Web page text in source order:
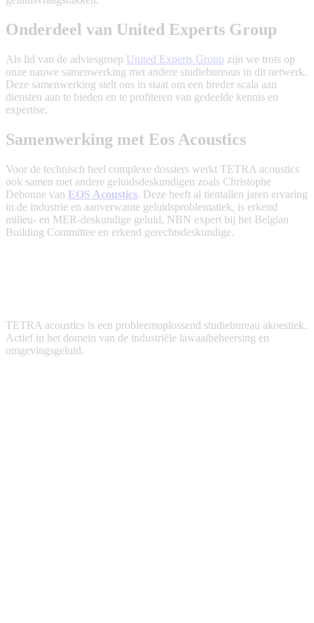
Onderdeel van United Experts Group
Als lid van de adviesgroep United Experts Group zijn we trots op
onze nauwe samenwerking met andere studiebureaus in dit netwerk.
Deze samenwerking stelt ons in staat om een breder scala aan
diensten aan te bieden en te profiteren van gedeelde kennis en
expertise.
Samenwerking met Eos Acoustics
Voor de technisch heel complexe dossiers werkt TETRA acoustics
ook samen met andere geluidsdeskundigen zoals Christophe
Debonne van EOS Acoustics. Deze heeft al tientallen jaren ervaring
in de industrie en aanverwante geluidsproblematiek, is erkend
milieu- en MER-deskundige geluid, NBN expert bij het Belgian
Building Committee en erkend gerechtsdeskundige.
TETRA acoustics is een probleemoplossend studiebureau akoestiek.
Actief in het domein van de industriële lawaaibeheersing en
omgevingsgeluid.